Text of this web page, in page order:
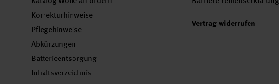
Korrekturhinweise
Pflegehinweise
Abkürzungen
Batterieentsorgung
Inhaltsverzeichnis
Vertrag widerrufen